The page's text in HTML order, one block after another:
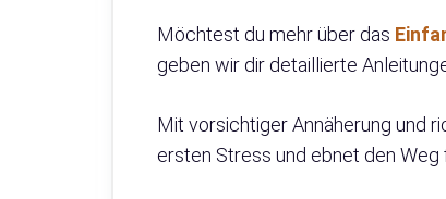
Möchtest du mehr über das
geben wir dir detaillierte
Mit vorsichtiger Annäherung und
ersten Stress und ebnet den